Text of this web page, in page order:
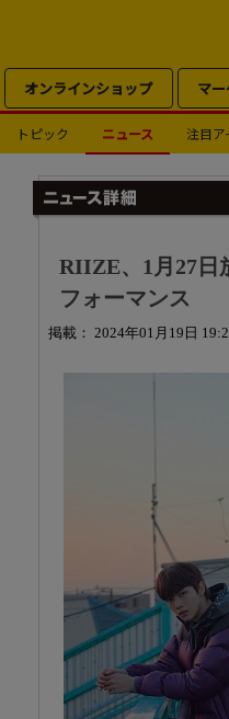
オンラインショップ マ
トピック ニュース 注目ア
RIIZE、1月27日
フォーマンス
掲載： 2024年01月19日